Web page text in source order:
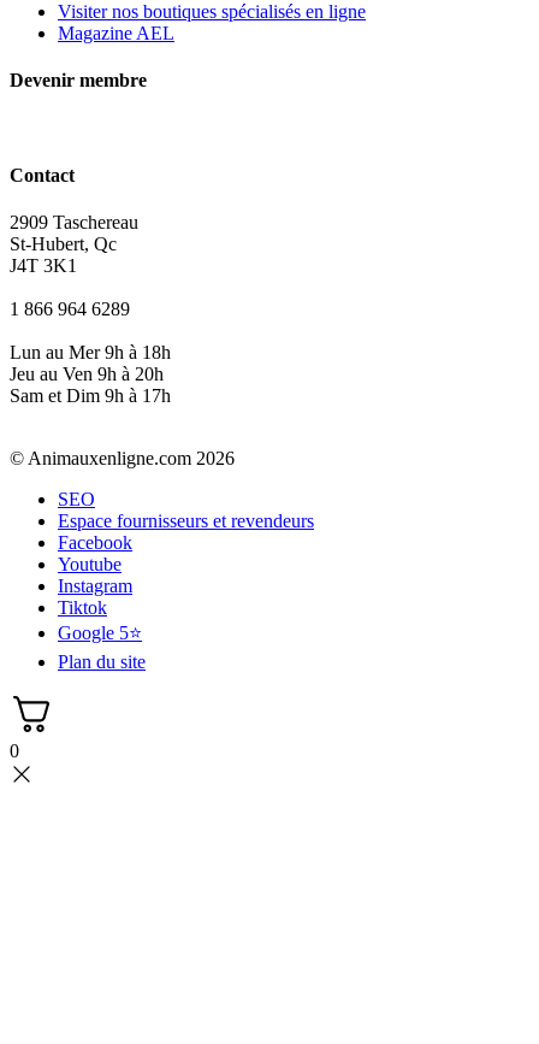
Visiter nos boutiques spécialisés en ligne
Magazine AEL
Devenir membre
Contact
2909 Taschereau
St-Hubert, Qc
J4T 3K1
1 866 964 6289
Lun au Mer 9h à 18h
Jeu au Ven 9h à 20h
Sam et Dim 9h à 17h
© Animauxenligne.com 2026
SEO
Espace fournisseurs et revendeurs
Facebook
Youtube
Instagram
Tiktok
Google 5⭐
Plan du site
0